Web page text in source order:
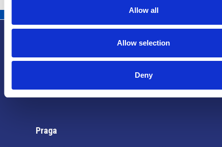
Allow all
Allow selection
DenyInfo utili
Praga